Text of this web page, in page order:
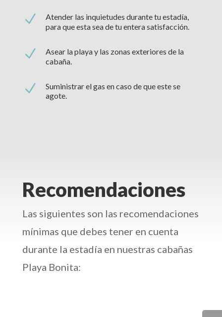
N
Atender las inquietudes durante tu estadía,
para que esta sea de tu entera satisfacción.
N
Asear la playa y las zonas exteriores de la
cabaña.
N
Suministrar el gas en caso de que este se
agote.
Recomendaciones
Las siguientes son las recomendaciones
mínimas que debes tener en cuenta
durante la estadía en nuestras cabañas
Playa Bonita: